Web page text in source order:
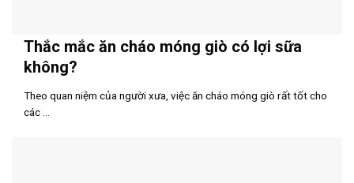
Thắc mắc ăn cháo móng giò có lợi sữa
không?
Theo quan niệm của người xưa, việc ăn cháo móng giò rất tốt cho
các ...